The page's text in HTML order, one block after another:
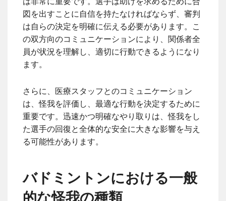
図を出すことに自信を持たなければならず、審判
は自らの決定を明確に伝える必要があります。こ
の双方向のコミュニケーションにより、関係者全
員が状況を理解し、適切に行動できるようになり
ます。
さらに、医療スタッフとのコミュニケーション
は、怪我を評価し、最適な行動を決定するために
重要です。迅速かつ明確なやり取りは、怪我をし
た選手の回復と全体的な安全に大きな影響を与え
る可能性があります。
バドミントンにおける一般